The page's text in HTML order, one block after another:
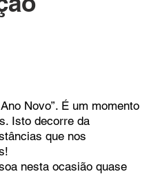
DNI
Novo”. É um momento
Isto decorre da
que nos
nesta ocasião quase